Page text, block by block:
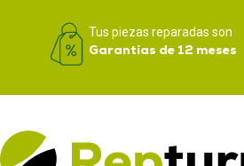
Tus piezas reparadas son
Garantías de 12 meses